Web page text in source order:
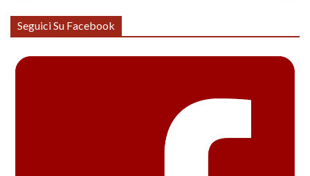
Seguici Su Facebook